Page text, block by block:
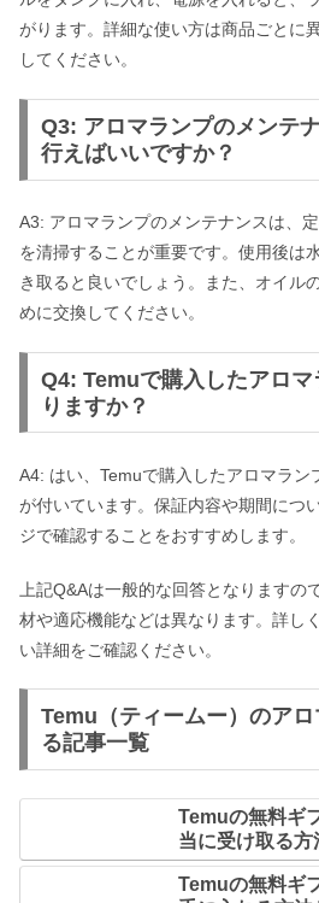
がります。詳細な使い方は商品ごとに
してください。
Q3: アロマランプのメンテ
行えばいいですか？
A3: アロマランプのメンテナンスは、
を清掃することが重要です。使用後は
き取ると良いでしょう。また、オイル
めに交換してください。
Q4: Temuで購入したアロ
りますか？
A4: はい、Temuで購入したアロマラン
が付いています。保証内容や期間につ
ジで確認することをおすすめします。
上記Q&Aは一般的な回答となりますの
材や適応機能などは異なります。詳し
い詳細をご確認ください。
Temu（ティームー）のア
る記事一覧
Temuの無料ギ
当に受け取る
Temuの無料ギ